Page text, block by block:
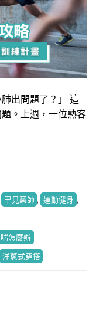
出問題了？」 這
。上週，一位熟客
聿見藥師 , 運動健身 ,
怎麼辦 ,
洋蔥式穿搭